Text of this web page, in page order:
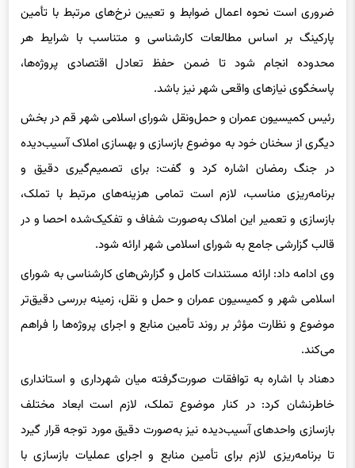
پارکینگ بر اساس مطالعات کارشناسی و متناسب با شرایط هر
محدوده انجام شود تا ضمن حفظ تعادل اقتصادی پروژه‌ها،
پاسخگوی نیازهای واقعی شهر نیز باشد.
رئیس کمیسیون عمران و حمل‌ونقل شورای اسلامی شهر قم در بخش
دیگری از سخنان خود به موضوع بازسازی و بهسازی املاک آسیب‌دیده
در جنگ رمضان اشاره کرد و گفت: برای تصمیم‌گیری دقیق و
برنامه‌ریزی مناسب، لازم است تمامی هزینه‌های مرتبط با تملک،
بازسازی و تعمیر این املاک به‌صورت شفاف و تفکیک‌شده احصا و در
قالب گزارشی جامع به شورای اسلامی شهر ارائه شود.
وی ادامه داد: ارائه مستندات کامل و گزارش‌های کارشناسی به شورای
اسلامی شهر و کمیسیون عمران و حمل و نقل، زمینه بررسی دقیق‌تر
موضوع و نظارت مؤثر بر روند تأمین منابع و اجرای پروژه‌ها را فراهم
می‌کند.
دهناد با اشاره به توافقات صورت‌گرفته میان شهرداری و استانداری
خاطرنشان کرد: در کنار موضوع تملک، لازم است ابعاد مختلف
بازسازی واحدهای آسیب‌دیده نیز به‌صورت دقیق مورد توجه قرار گیرد
تا برنامه‌ریزی لازم برای تأمین منابع و اجرای عملیات بازسازی با
شفافیت و انسجام بیشتری دنبال شود.